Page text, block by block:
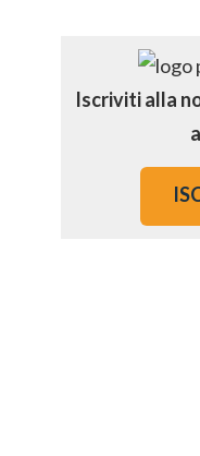
Iscriviti alla